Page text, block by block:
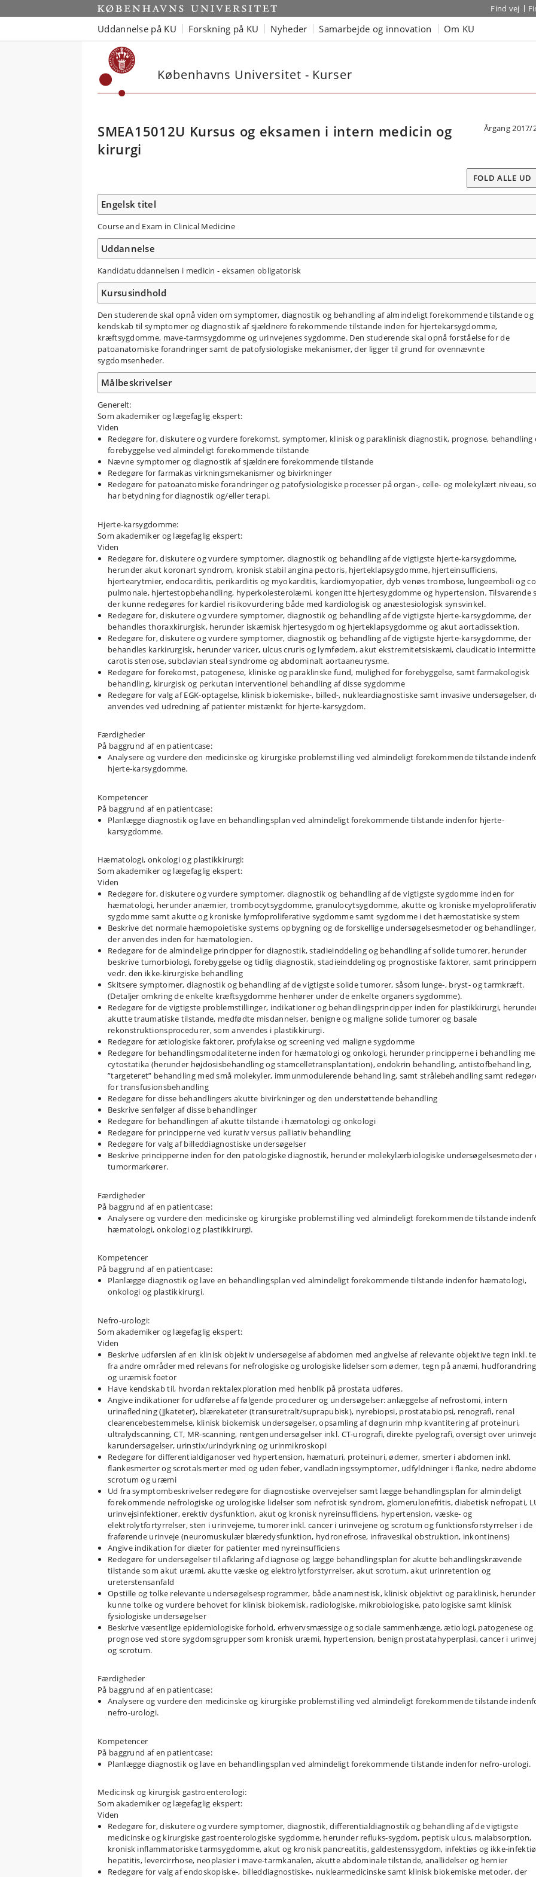
Find vej
Uddannelse på KU Forskning på KU Nyheder Samarbejde og innovation Om KU
Københavns Universitet - Kurser
SMEA15012U Kursus og eksamen i intern medicin og
kirurgi
Årgang 2017/
FOLD ALLE UD
Engelsk titel
Course and Exam in Clinical Medicine
Uddannelse
Kandidatuddannelsen i medicin - eksamen obligatorisk
Kursusindhold
Den studerende skal opnå viden om symptomer, diagnostik og behandling af almindeligt forekommende tilstande og
kendskab til symptomer og diagnostik af sjældnere forekommende tilstande inden for hjertekarsygdomme,
kræftsygdomme, mave-tarmsygdomme og urinvejenes sygdomme. Den studerende skal opnå forståelse for de
patoanatomiske forandringer samt de patofysiologiske mekanismer, der ligger til grund for ovennævnte
sygdomsenheder.
Målbeskrivelser
Generelt:
Som akademiker og lægefaglig ekspert:
Viden
Redegøre for, diskutere og vurdere forekomst, symptomer, klinisk og paraklinisk diagnostik, prognose, behandling
forebyggelse ved almindeligt forekommende tilstande
Nævne symptomer og diagnostik af sjældnere forekommende tilstande
Redegøre for farmakas virkningsmekanismer og bivirkninger
Redegøre for patoanatomiske forandringer og patofysiologiske processer på organ-, celle- og molekylært niveau,
har betydning for diagnostik og/eller terapi.
Hjerte-karsygdomme:
Som akademiker og lægefaglig ekspert:
Viden
Redegøre for, diskutere og vurdere symptomer, diagnostik og behandling af de vigtigste hjerte-karsygdomme,
herunder akut koronart syndrom, kronisk stabil angina pectoris, hjerteklapsygdomme, hjerteinsufficiens,
hjertearytmier, endocarditis, perikarditis og myokarditis, kardiomyopatier, dyb venøs trombose, lungeemboli og
pulmonale, hjertestopbehandling, hyperkolesterolæmi, kongenitte hjertesygdomme og hypertension. Tilsvarende
der kunne redegøres for kardiel risikovurdering både med kardiologisk og anæstesiologisk synsvinkel.
Redegøre for, diskutere og vurdere symptomer, diagnostik og behandling af de vigtigste hjerte-karsygdomme, der
behandles thoraxkirurgisk, herunder iskæmisk hjertesygdom og hjerteklapsygdomme og akut aortadissektion.
Redegøre for, diskutere og vurdere symptomer, diagnostik og behandling af de vigtigste hjerte-karsygdomme, der
behandles karkirurgisk, herunder varicer, ulcus cruris og lymfødem, akut ekstremitetsiskæmi, claudicatio
carotis stenose, subclavian steal syndrome og abdominalt aortaaneurysme.
Redegøre for forekomst, patogenese, kliniske og paraklinske fund, mulighed for forebyggelse, samt farmakologisk
behandling, kirurgisk og perkutan interventionel behandling af disse sygdomme
Redegøre for valg af EGK-optagelse, klinisk biokemiske-, billed-, nukleardiagnostiske samt invasive undersøgelser,
anvendes ved udredning af patienter mistænkt for hjerte-karsygdom.
Færdigheder
På baggrund af en patientcase:
Analysere og vurdere den medicinske og kirurgiske problemstilling ved almindeligt forekommende tilstande
hjerte-karsygdomme.
Kompetencer
På baggrund af en patientcase:
Planlægge diagnostik og lave en behandlingsplan ved almindeligt forekommende tilstande indenfor hjerte-
karsygdomme.
Hæmatologi, onkologi og plastikkirurgi:
Som akademiker og lægefaglig ekspert:
Viden
Redegøre for, diskutere og vurdere symptomer, diagnostik og behandling af de vigtigste sygdomme inden for
hæmatologi, herunder anæmier, trombocytsygdomme, granulocytsygdomme, akutte og kroniske
sygdomme samt akutte og kroniske lymfoproliferative sygdomme samt sygdomme i det hæmostatiske system
Beskrive det normale hæmopoietiske systems opbygning og de forskellige undersøgelsesmetoder og behandlinger,
der anvendes inden for hæmatologien.
Redegøre for de almindelige principper for diagnostik, stadieinddeling og behandling af solide tumorer, herunder
beskrive tumorbiologi, forebyggelse og tidlig diagnostik, stadieinddeling og prognostiske faktorer, samt
vedr. den ikke-kirurgiske behandling
Skitsere symptomer, diagnostik og behandling af de vigtigste solide tumorer, såsom lunge-, bryst- og tarmkræft.
(Detaljer omkring de enkelte kræftsygdomme henhører under de enkelte organers sygdomme).
Redegøre for de vigtigste problemstillinger, indikationer og behandlingsprincipper inden for plastikkirurgi,
akutte traumatiske tilstande, medfødte misdannelser, benigne og maligne solide tumorer og basale
rekonstruktionsprocedurer, som anvendes i plastikkirurgi.
Redegøre for ætiologiske faktorer, profylakse og screening ved maligne sygdomme
Redegøre for behandlingsmodaliteterne inden for hæmatologi og onkologi, herunder principperne i behandling
cytostatika (herunder højdosisbehandling og stamcelletransplantation), endokrin behandling, antistofbehandling,
”targeteret” behandling med små molekyler, immunmodulerende behandling, samt strålebehandling samt
for transfusionsbehandling
Redegøre for disse behandlingers akutte bivirkninger og den understøttende behandling
Beskrive senfølger af disse behandlinger
Redegøre for behandlingen af akutte tilstande i hæmatologi og onkologi
Redegøre for principperne ved kurativ versus palliativ behandling
Redegøre for valg af billeddiagnostiske undersøgelser
Beskrive principperne inden for den patologiske diagnostik, herunder molekylærbiologiske undersøgelsesmetoder
tumormarkører.
Færdigheder
På baggrund af en patientcase:
Analysere og vurdere den medicinske og kirurgiske problemstilling ved almindeligt forekommende tilstande
hæmatologi, onkologi og plastikkirurgi.
Kompetencer
På baggrund af en patientcase:
Planlægge diagnostik og lave en behandlingsplan ved almindeligt forekommende tilstande indenfor hæmatologi,
onkologi og plastikkirurgi.
Nefro-urologi:
Som akademiker og lægefaglig ekspert:
Viden
Beskrive udførslen af en klinisk objektiv undersøgelse af abdomen med angivelse af relevante objektive tegn inkl.
fra andre områder med relevans for nefrologiske og urologiske lidelser som ødemer, tegn på anæmi,
og uræmisk foetor
Have kendskab til, hvordan rektalexploration med henblik på prostata udføres.
Angive indikationer for udførelse af følgende procedurer og undersøgelser: anlæggelse af nefrostomi, intern
urinafledning (JJkateter), blærekateter (transuretralt/​suprapubisk), nyrebiopsi, prostatabiopsi, renografi, renal
clearencebestemmelse, klinisk biokemisk undersøgelser, opsamling af døgnurin mhp kvantitering af proteinuri,
ultralydscanning, CT, MR-scanning, røntgenundersøgelser inkl. CT-urografi, direkte pyelografi, oversigt over
karundersøgelser, urinstix/urindyrkning og urinmikroskopi
Redegøre for differentialdiganoser ved hypertension, hæmaturi, proteinuri, ødemer, smerter i abdomen inkl.
flankesmerter og scrotalsmerter med og uden feber, vandladningssymptomer, udfyldninger i flanke, nedre
scrotum og uræmi
Ud fra symptombeskrivelser redegøre for diagnostiske overvejelser samt lægge behandlingsplan for almindeligt
forekommende nefrologiske og urologiske lidelser som nefrotisk syndrom, glomerulonefritis, diabetisk nefropati,
urinvejsinfektioner, erektiv dysfunktion, akut og kronisk nyreinsufficiens, hypertension, væske- og
elektrolytfortyrrelser, sten i urinvejeme, tumorer inkl. cancer i urinvejene og scrotum og funktionsforstyrrelser i de
fraførende urinveje (neuromuskulær blæredysfunktion, hydronefrose, infravesikal obstruktion, inkontinens)
Angive indikation for diæter for patienter med nyreinsufficiens
Redegøre for undersøgelser til afklaring af diagnose og lægge behandlingsplan for akutte behandlingskrævende
tilstande som akut uræmi, akutte væske og elektrolytforstyrrelser, akut scrotum, akut urinretention og
ureterstensanfald
Opstille og tolke relevante undersøgelsesprogrammer, både anamnestisk, klinisk objektivt og paraklinisk,
kunne tolke og vurdere behovet for klinisk biokemisk, radiologiske, mikrobiologiske, patologiske samt klinisk
fysiologiske undersøgelser
Beskrive væsentlige epidemiologiske forhold, erhvervsmæssige og sociale sammenhænge, ætiologi, patogenese og
prognose ved store sygdomsgrupper som kronisk uræmi, hypertension, benign prostatahyperplasi, cancer i
og scrotum.
Færdigheder
På baggrund af en patientcase:
Analysere og vurdere den medicinske og kirurgiske problemstilling ved almindeligt forekommende tilstande
nefro-urologi.
Kompetencer
På baggrund af en patientcase:
Planlægge diagnostik og lave en behandlingsplan ved almindeligt forekommende tilstande indenfor nefro-urologi.
Medicinsk og kirurgisk gastroenterologi:
Som akademiker og lægefaglig ekspert:
Viden
Redegøre for, diskutere og vurdere symptomer, diagnostik, differentialdiagnostik og behandling af de vigtigste
medicinske og kirurgiske gastroenterologiske sygdomme, herunder refluks-sygdom, peptisk ulcus, malabsorption,
kronisk inflammatoriske tarmsygdomme, akut og kronisk pancreatitis, galdestenssygdom, infektiøs og ikke-
hepatitis, levercirrhose, neoplasier i mave-tarmkanalen, akutte abdominale tilstande, anallidelser og hernier
Redegøre for valg af endoskopiske-, billeddiagnostiske-, nuklearmedicinske samt klinisk biokemiske metoder, der